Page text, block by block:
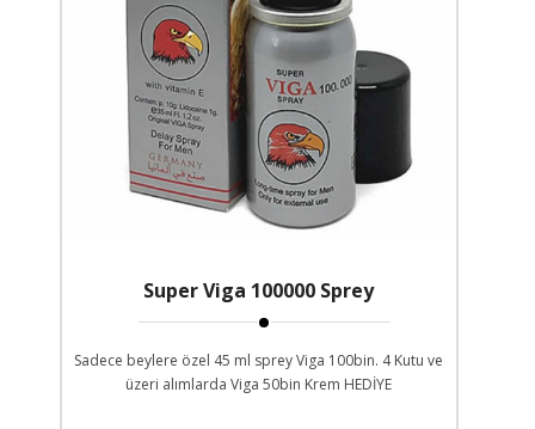
Super Viga 100000 Sprey
Sadece beylere özel 45 ml sprey Viga 100bin. 4 Kutu ve
üzeri alımlarda Viga 50bin Krem HEDİYE